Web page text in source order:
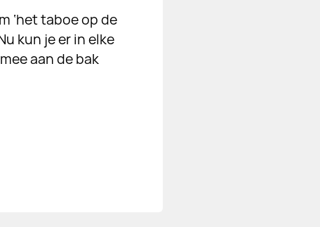
‘het taboe op de
kun je er in elke
aan de bak